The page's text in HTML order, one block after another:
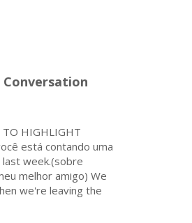
TO HIGHLIGHT
está contando uma
week.(sobre
melhor amigo) We
we're leaving the